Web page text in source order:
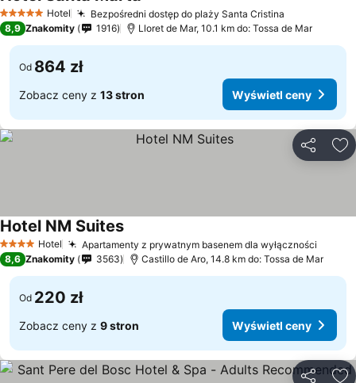
5 KategoriaHotel Bezpośredni dostęp do plaży Santa Cristina
8,9 Znakomity 1916 Lloret de Mar, 10.1 km do: Tossa de Mar
Od 864 zł
Zobacz ceny z 13 stron Wyświetl ceny
4 KategoriaHotel Apartamenty z prywatnym basenem dla wyłączności
Hotel NM Suites
8,6 Znakomity 3563 Castillo de Aro, 14.8 km do: Tossa de Mar
Od 220 zł
Zobacz ceny z 9 stron Wyświetl ceny